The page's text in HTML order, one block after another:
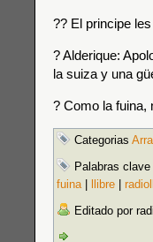
?? El principe
? Alderique:
la suiza y una
? Como la fuina,
Categorias
Palabras clave
fuina| llibre
Editado por